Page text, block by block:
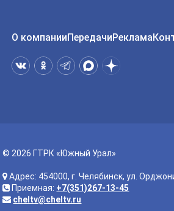
О компанииПередачиРеклама
© 2026 ГТРК «Южный Урал»
Адрес: 454000, г. Челябинск, ул.
Приемная: +7(351)267-13-45
cheltv@cheltv.ru